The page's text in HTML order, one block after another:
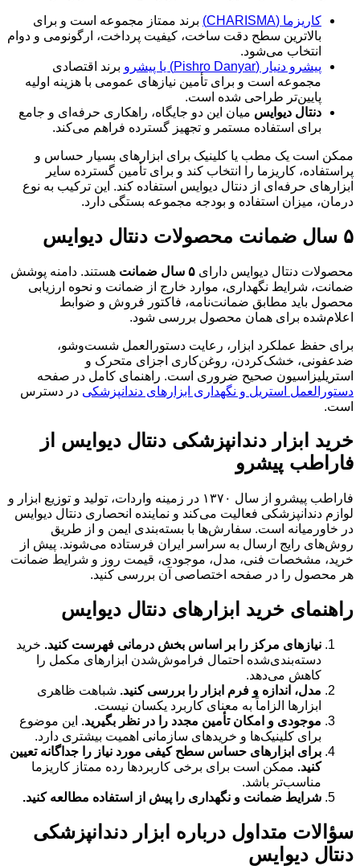
کاریزما (CHARISMA)
برند ممتاز مجموعه است و برای
بالاترین سطح دقت ساخت، کیفیت پرداخت، ارگونومی و دوام
انتخاب می‌شود.
پیشرو دنیار (Pishro Danyar) یا پیشرو
برند اقتصادی
مجموعه است و برای تأمین نیازهای عمومی با هزینه اولیه
پایین‌تر طراحی شده است.
دنتال دیوایس میان این دو جایگاه، راهکاری حرفه‌ای و جامع
برای استفاده مستمر و تجهیز گسترده فراهم می‌کند.
ممکن است یک مطب یا کلینیک برای ابزارهای بسیار حساس و
پراستفاده، کاریزما را انتخاب کند و برای تأمین گسترده سایر
ابزارهای حرفه‌ای از دنتال دیوایس استفاده کند. این ترکیب به نوع
درمان، میزان استفاده و بودجه مجموعه بستگی دارد.
۵ سال ضمانت محصولات دنتال دیوایس
محصولات دنتال دیوایس دارای ۵ سال ضمانت
هستند. دامنه پوشش
ضمانت، شرایط نگهداری، موارد خارج از ضمانت و نحوه ارزیابی
محصول باید مطابق ضمانت‌نامه، فاکتور فروش و ضوابط
اعلام‌شده برای همان محصول بررسی شود.
برای حفظ عملکرد ابزار، رعایت دستورالعمل شست‌وشو،
ضدعفونی، خشک‌کردن، روغن‌کاری اجزای متحرک و
استریلیزاسیون صحیح ضروری است. راهنمای کامل در صفحه
دستورالعمل استریل و نگهداری ابزارهای دندانپزشکی در دسترس
است.
خرید ابزار دندانپزشکی دنتال دیوایس از
فاراطب پیشرو
فاراطب پیشرو از سال ۱۳۷۰ در زمینه واردات، تولید و توزیع ابزار و
لوازم دندانپزشکی فعالیت می‌کند و نماینده انحصاری دنتال دیوایس
در خاورمیانه است. سفارش‌ها با بسته‌بندی ایمن و از طریق
روش‌های رایج ارسال به سراسر ایران فرستاده می‌شوند. پیش از
خرید، مشخصات فنی، مدل، موجودی، قیمت روز و شرایط ضمانت
هر محصول را در صفحه اختصاصی آن بررسی کنید.
راهنمای خرید ابزارهای دنتال دیوایس
نیازهای مرکز را بر اساس بخش درمانی فهرست کنید. خرید
دسته‌بندی‌شده احتمال فراموش‌شدن ابزارهای مکمل را
کاهش می‌دهد.
مدل، اندازه و فرم ابزار را بررسی کنید. شباهت ظاهری
ابزارها الزاماً به معنای کاربرد یکسان نیست.
موجودی و امکان تأمین مجدد را در نظر بگیرید. این موضوع
برای کلینیک‌ها و خریدهای سازمانی اهمیت بیشتری دارد.
برای ابزارهای حساس سطح کیفی مورد نیاز را جداگانه تعیین
کنید. ممکن است برای برخی کاربردها رده ممتاز کاریزما
مناسب‌تر باشد.
شرایط ضمانت و نگهداری را پیش از استفاده مطالعه کنید.
سؤالات متداول درباره ابزار دندانپزشکی
دنتال دیوایس